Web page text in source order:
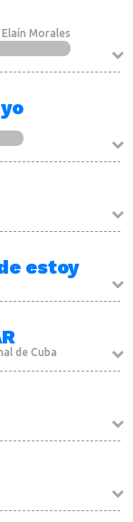
Elaín Morales
estoy
de Cuba